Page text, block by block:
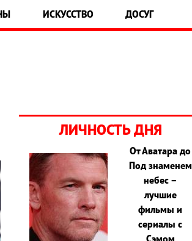
ИСКУССТВО ДОСУГ
ЛИЧНОСТЬ ДНЯ
От Аватара до
Под знаменем
небес –
лучшие
фильмы и
сериалы с